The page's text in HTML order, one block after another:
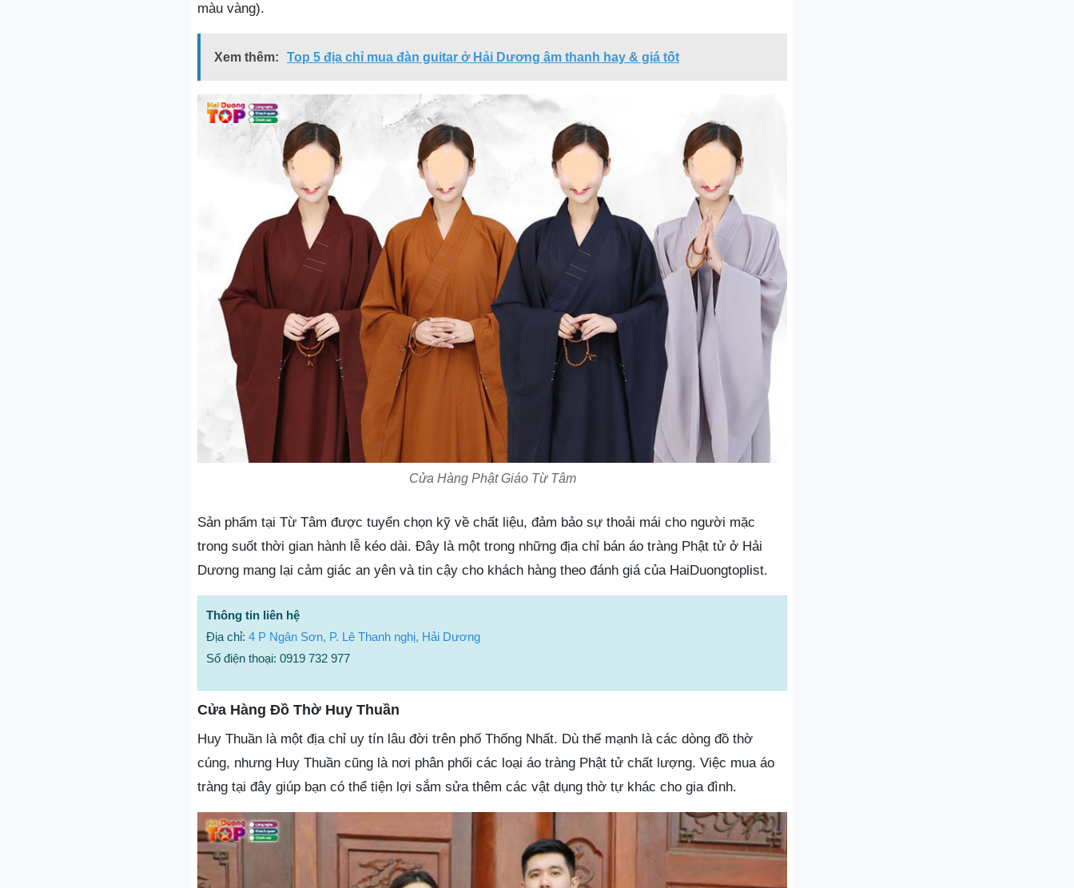
màu vàng).
Xem thêm: Top 5 địa chỉ mua đàn guitar ở Hải Dương âm thanh hay & giá tốt
Cửa Hàng Phật Giáo Từ Tâm
Sản phẩm tại Từ Tâm được tuyển chọn kỹ về chất liệu, đảm bảo sự thoải mái cho người mặc
trong suốt thời gian hành lễ kéo dài. Đây là một trong những địa chỉ bán áo tràng Phật tử ở Hải
Dương mang lại cảm giác an yên và tin cậy cho khách hàng theo đánh giá của HaiDuongtoplist.
Thông tin liên hệ
Địa chỉ: 4 P Ngân Sơn, P. Lê Thanh nghị, Hải Dương
Số điện thoại: 0919 732 977
Cửa Hàng Đồ Thờ Huy Thuần
Huy Thuần là một địa chỉ uy tín lâu đời trên phố Thống Nhất. Dù thế mạnh là các dòng đồ thờ
cúng, nhưng Huy Thuần cũng là nơi phân phối các loại áo tràng Phật tử chất lượng. Việc mua áo
tràng tại đây giúp bạn có thể tiện lợi sắm sửa thêm các vật dụng thờ tự khác cho gia đình.